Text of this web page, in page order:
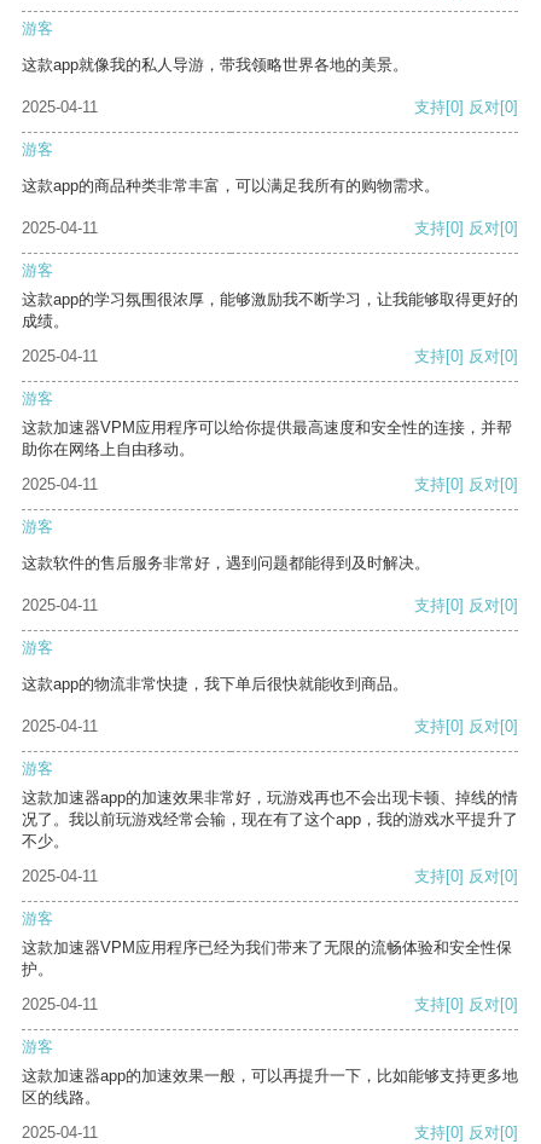
游客
这款app就像我的私人导游，带我领略世界各地的美景。
2025-04-11 支持[0] 反对[0]
游客
这款app的商品种类非常丰富，可以满足我所有的购物需求。
2025-04-11 支持[0] 反对[0]
游客
这款app的学习氛围很浓厚，能够激励我不断学习，让我能够取得更好的
成绩。
2025-04-11
支持[0] 反对[0]
游客
这款加速器VPM应用程序可以给你提供最高速度和安全性的连接，并帮
助你在网络上自由移动。
2025-04-11
支持[0] 反对[0]
游客
这款软件的售后服务非常好，遇到问题都能得到及时解决。
2025-04-11 支持[0] 反对[0]
游客
这款app的物流非常快捷，我下单后很快就能收到商品。
2025-04-11 支持[0] 反对[0]
游客
这款加速器app的加速效果非常好，玩游戏再也不会出现卡顿、掉线的情
况了。我以前玩游戏经常会输，现在有了这个app，我的游戏水平提升了
不少。
2025-04-11
支持[0] 反对[0]
游客
这款加速器VPM应用程序已经为我们带来了无限的流畅体验和安全性保
护。
2025-04-11
支持[0] 反对[0]
游客
这款加速器app的加速效果一般，可以再提升一下，比如能够支持更多地
区的线路。
2025-04-11
支持[0] 反对[0]